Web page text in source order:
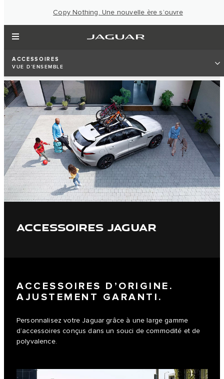
Copy Nothing. Une nouvelle ère s’ouvre
ACCESSOIRES
VUE D’ENSEMBLE
ACCESSOIRES JAGUAR
ACCESSOIRES D’ORIGINE.
AJUSTEMENT GARANTI.
Personnalisez votre Jaguar grâce à une large gamme
d’accessoires conçus dans un souci de commodité et de
polyvalence.